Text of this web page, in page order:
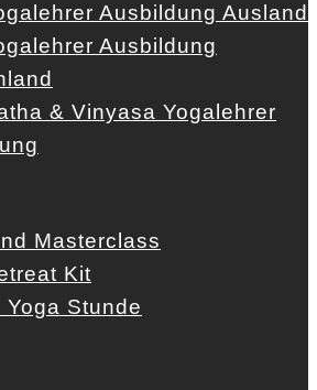
Ausbildung Ausland
Ausbildung
& Vinyasa Yogalehrer
Masterclass
Kit
Yoga Stunde